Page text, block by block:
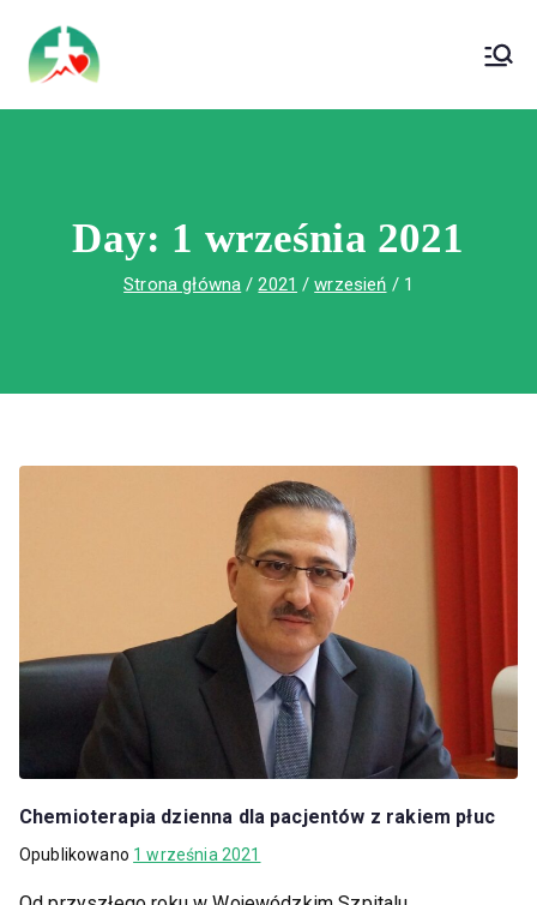
treści
Wojewódzki Szpital Specjalistyczny im.
Św. Rafała w Czerwonej Górze
Day: 1 września 2021
Strona główna 2021 wrzesień 1
Chemioterapia dzienna dla pacjentów z rakiem płuc
Opublikowano 1 września 2021